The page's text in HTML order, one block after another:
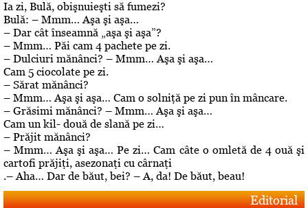
Ia zi, Bulă, obişnuieşti să fumezi?
Bulă: – Mmm… Aşa şi aşa…
– Dar cât înseamnă „aşa şi aşa”?
– Mmm… Păi cam 4 pachete pe zi.
– Dulciuri mănânci? – Mmm… Aşa şi aşa…
Cam 5 ciocolate pe zi.
– Sărat mănânci?
– Mmm… Aşa şi aşa… Cam o solniţă pe zi pun în mâncare.
– Grăsimi mănânci? – Mmm… Aşa şi aşa…
Cam un kil- două de slană pe zi…
– Prăjit mănânci?
– Mmm… Aşa şi aşa… Pe zi… Cam câte o omletă de 4 ouă şi
cartofi prăjiţi, asezonaţi cu cârnaţi
.– Aha… Dar de băut, bei? – A, da! De băut, beau!
Editorial